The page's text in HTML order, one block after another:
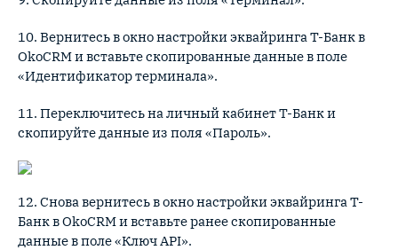
10. Вернитесь в окно настройки эквайринга Т-Банк в
OkoCRM и вставьте скопированные данные в поле
«Идентификатор терминала».
11. Переключитесь на личный кабинет Т-Банк и
скопируйте данные из поля «Пароль».
12. Снова вернитесь в окно настройки эквайринга Т-
Банк в OkoCRM и вставьте ранее скопированные
данные в поле «Ключ API».